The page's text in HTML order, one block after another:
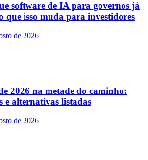
software de IA para governos já
que isso muda para investidores
de 2026
2026 na metade do caminho:
e alternativas listadas
de 2026